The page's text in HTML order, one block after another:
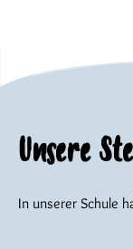
Unsere
In unserer Schule